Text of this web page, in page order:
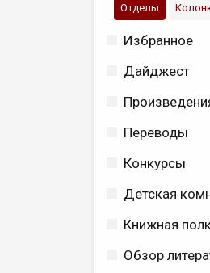
Отделы
Избранное
Дайджест
Переводы
Конкурсы
Детская
Книжная
Обзор